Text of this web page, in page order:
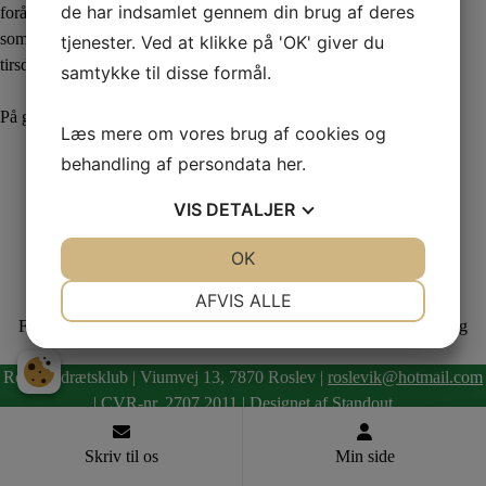
forårssæsonen til en stor succes. Vi ønsker jer alle en rigtig god
sommer og glæder os til at se jer igen, når efterårstræningen starter
tirsdag i uge 33.
På gensyn!
Indlægsnavigation
Forrige indlæg Næste indlæg
Roslev Idrætsklub | Viumvej 13, 7870 Roslev | roslevik@hotmail.com
| CVR-nr. 2707 2011 | Designet af Standout
Skriv til os Min side
de har indsamlet gennem din brug af deres
tjenester. Ved at klikke på 'OK' giver du
samtykke til disse formål.
Læs mere om vores brug af cookies og
behandling af persondata her.
VIS DETALJER
MARKETING STATISTIK
AFVIS ALLE
OK